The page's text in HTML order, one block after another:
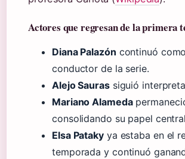
Actores que regresan de la primera
Diana Palazón continuó
conductor de la serie.
Alejo Saurassiguió
Mariano Alameda
consolidando su papel
Elsa Patakyya estaba en el
temporada y continuó